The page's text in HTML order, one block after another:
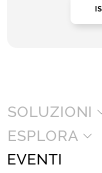
SOLUZIONI
ESPLORA
EVENTI